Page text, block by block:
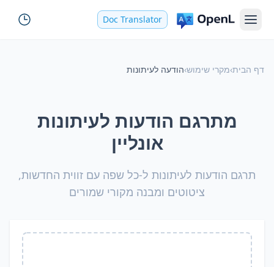
Doc Translator
דף הבית›מקרי שימוש›הודעה לעיתונות
מתרגם הודעות לעיתונות
אונליין
תרגם הודעות לעיתונות ל-כל שפה עם זווית החדשות,
ציטוטים ומבנה מקורי שמורים